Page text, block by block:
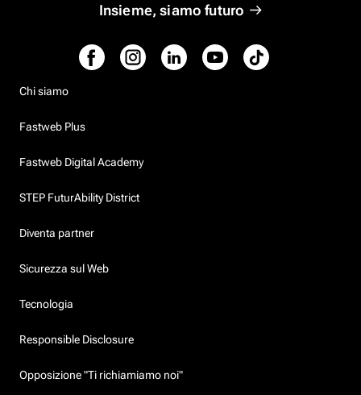
Insieme, siamo futuro
Chi siamo
Fastweb Plus
Fastweb Digital Academy
STEP FuturAbility District
Diventa partner
Sicurezza sul Web
Tecnologia
Responsible Disclosure
Opposizione "Ti richiamiamo noi"